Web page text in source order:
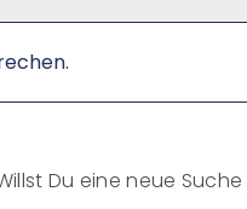
Du eine neue